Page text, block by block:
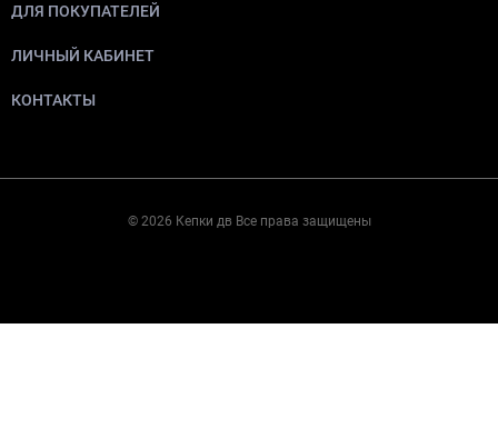
ДЛЯ ПОКУПАТЕЛЕЙ
ЛИЧНЫЙ КАБИНЕТ
КОНТАКТЫ
© 2026 Кепки дв Все права защищены